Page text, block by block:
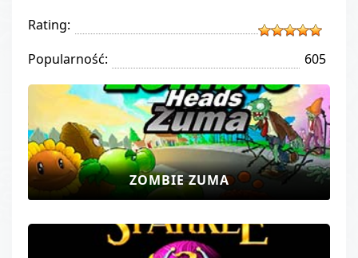
Rating:
Popularność:
605
ZOMBIE ZUMA